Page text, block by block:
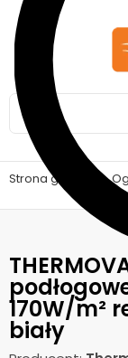
Strona główna >
170W/m²
biały